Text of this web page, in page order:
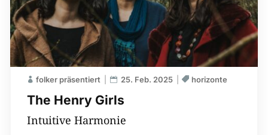
The Henry Girls
folker präsentiert 25. Feb. 2025 horizonte
Intuitive Harmonie